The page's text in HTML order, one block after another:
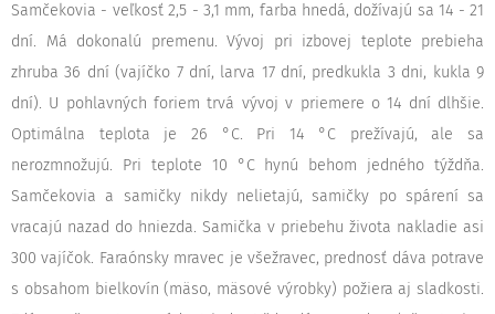
Samčekovia - veľkosť 2,5 - 3,1 mm, farba hnedá, dožívajú sa 14 - 21
dní. Má dokonalú premenu. Vývoj pri izbovej teplote prebieha
zhruba 36 dní (vajíčko 7 dní, larva 17 dní, predkukla 3 dni, kukla 9
dní). U pohlavných foriem trvá vývoj v priemere o 14 dní dlhšie.
Optimálna teplota je 26 °C. Pri 14 °C prežívajú, ale sa
nerozmnožujú. Pri teplote 10 °C hynú behom jedného týždňa.
Samčekovia a samičky nikdy nelietajú, samičky po spárení sa
vracajú nazad do hniezda. Samička v priebehu života nakladie asi
300 vajíčok. Faraónsky mravec je všežravec, prednosť dáva potrave
s obsahom bielkovín (mäso, mäsové výrobky) požiera aj sladkosti.